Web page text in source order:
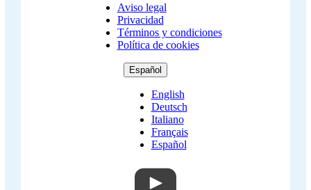
Copyright
Footer
Aviso legal
Privacidad
Términos y condiciones
Política de cookies
Español
English
Deutsch
Italiano
Français
Español